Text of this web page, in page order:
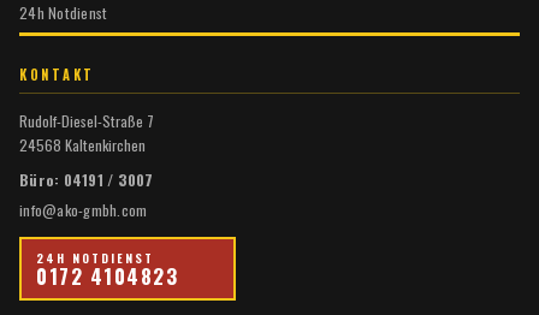
24h Notdienst
KONTAKT
Rudolf-Diesel-Straße 7
24568 Kaltenkirchen
Büro: 04191 / 3007
info@ako-gmbh.com
24H NOTDIENST
0172 4104823